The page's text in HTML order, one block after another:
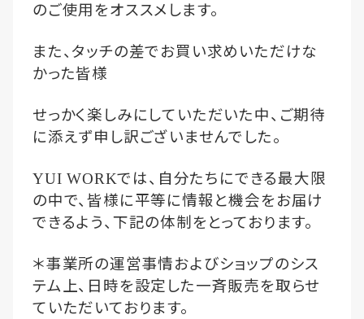
のご使用をオススメします。
また、タッチの差でお買い求めいただけな
かった皆様
せっかく楽しみにしていただいた中、ご期待
に添えず申し訳ございませんでした。
YUI WORKでは、自分たちにできる最大限
の中で、皆様に平等に情報と機会をお届け
できるよう、下記の体制をとっております。
＊事業所の運営事情およびショップのシス
テム上、日時を設定した一斉販売を取らせ
ていただいております。